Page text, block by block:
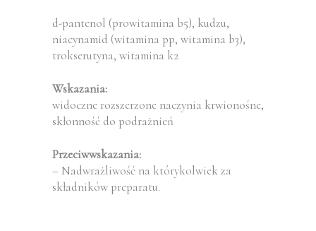
d-pantenol (prowitamina b5), kudzu,
niacynamid (witamina pp, witamina b3),
trokserutyna, witamina k2
Wskazania:
widoczne rozszerzone naczynia krwionośne,
skłonność do podrażnień
Przeciwwskazania:
– Nadwrażliwość na którykolwiek za
składników preparatu.